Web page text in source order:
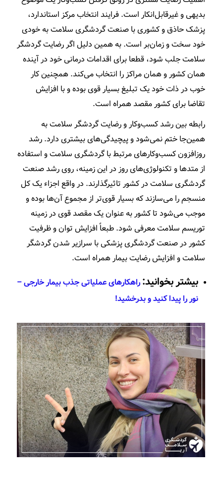
بدیهی و غیرقابل­‌انکار است. فرایند انتخاب مرکز استاندارد،
پزشک حاذق و کشوری با صنعت گردشگری سلامت به خودی
خود سخت و زمان­‌بر است. به همین دلیل اگر رضایت گردشگر
سلامت جلب شود، قطعا برای اقدامات درمانی خود در آینده
همان کشور و همان مراکز را انتخاب می­‌کند. همچنین کار
خوب در ذات خود یک تبلیغ بسیار قوی بوده و با افزایش
تقاضا برای کشور مقصد همراه است.
رابطه بین رشد کسب‌وکار و رضایت گردشگر سلامت به
همین‌جا ختم نمی­‌شود و پیچیدگی­‌های بیشتری دارد. رشد
روزافزون کسب­‌وکارهای مرتبط با گردشگری سلامت و استفاده
از متدها و تکنولوژی­‌های روز در این زمینه، روی رشد صنعت
گردشگری سلامت در کشور تاثیرگذارند. در واقع اجزاء یک کل
منسجم را می‌­سازند که بسیار قوی‌­تر از مجموع آن­‌ها بوده و
موجب می‌­شود تا کشور به عنوان یک مقصد قوی در زمینه
توریسم سلامت معرفی شود. طبعاً افزایش توان و ظرفیت
کشور در صنعت گردشگری پزشکی با سرازیر شدن گردشگر
سلامت و افزایش رضایت بیمار همراه است.
بیشتر بخوانید: راهکارهای عملیاتی جذب بیمار خارجی –
نور را پیدا کنید و بدرخشید!